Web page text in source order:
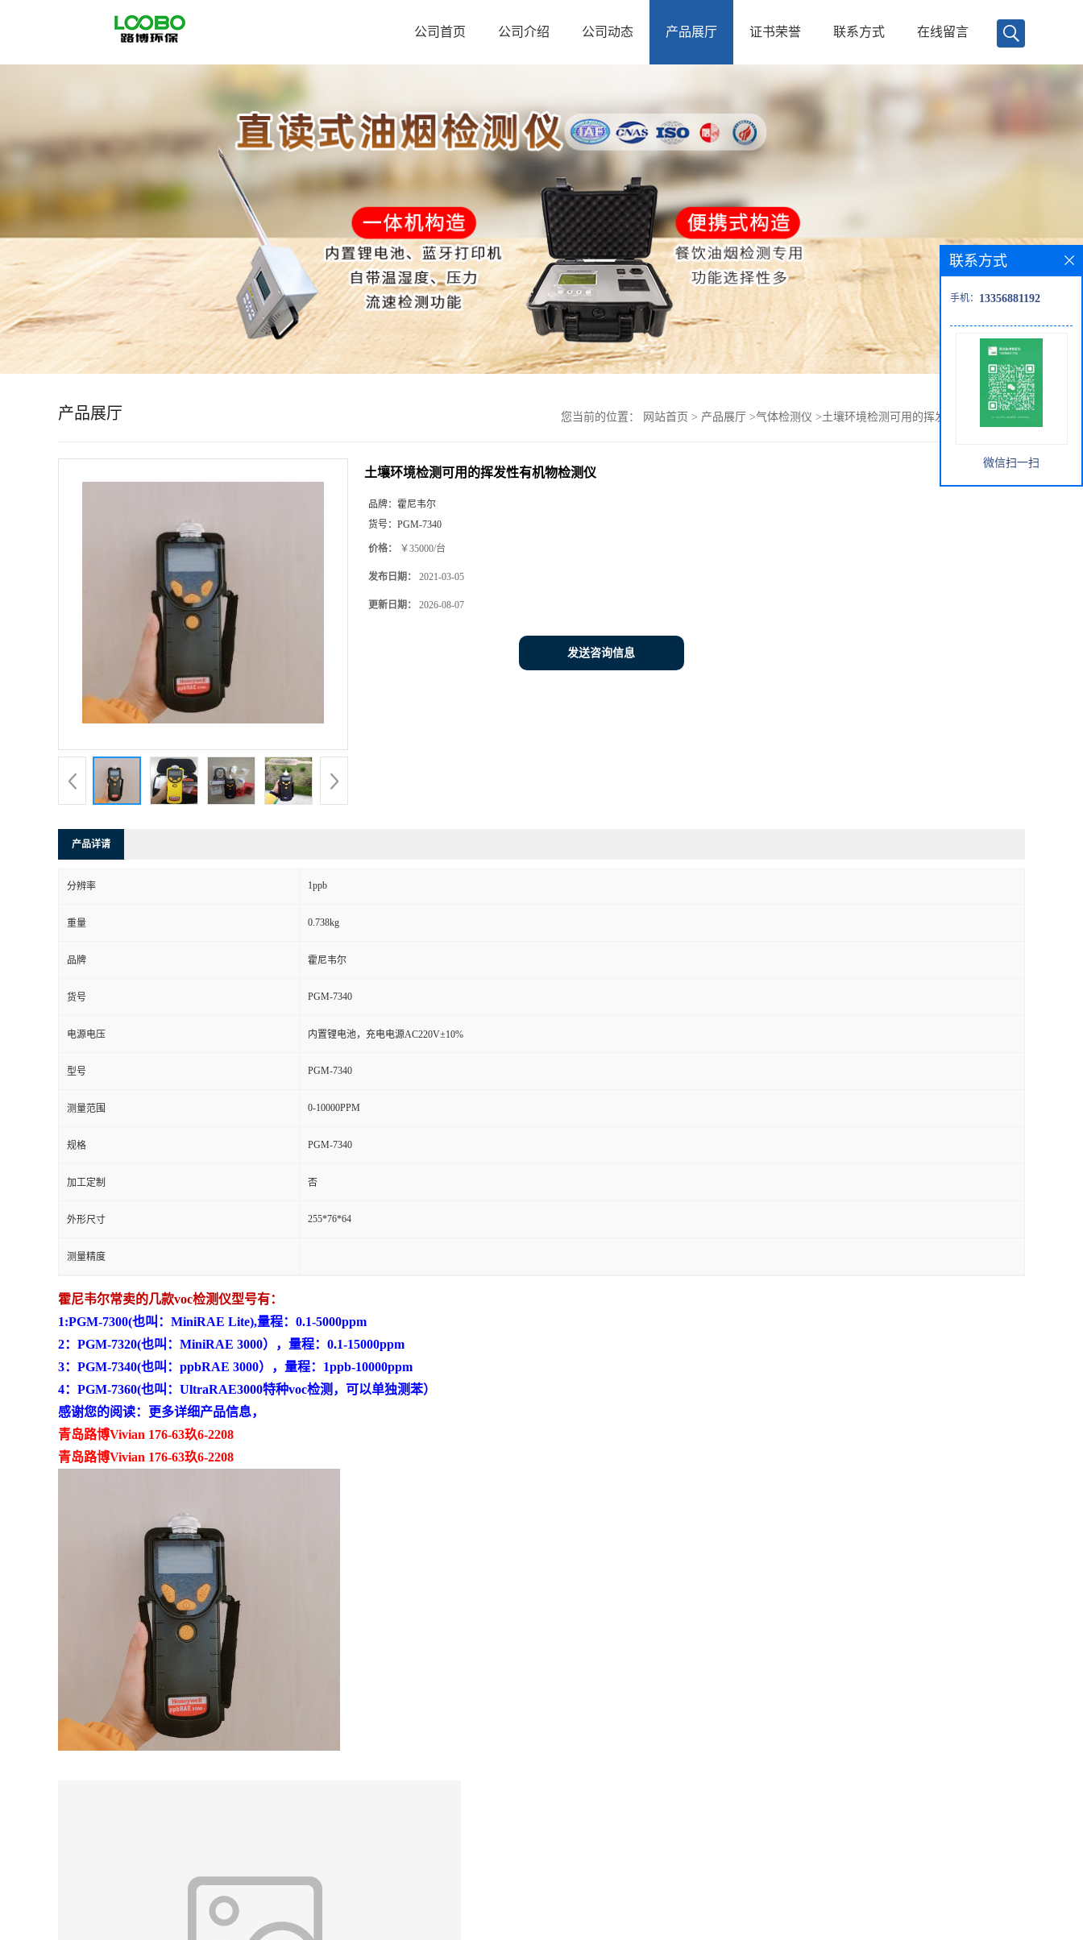
首
介
公司首页 公司介绍 公司动态 产品展厅 证书荣誉 联系方式 在线留言
产品展厅 您当前的位置： 网站首页 > 产品展厅 >气体检测仪 >土壤环境检测可用的挥发性有机物检测仪
土壤环境检测可用的挥发性有机物检测仪
品牌： 霍尼韦尔
货号： PGM-7340
价格： ￥35000/台
发布日期： 2021-03-05
更新日期： 2026-08-07
发送咨询信息
产品详请
分辨率 1ppb
重量 0.738kg
品牌 霍尼韦尔
货号 PGM-7340
电源电压 内置锂电池，充电电源AC220V±10%
型号 PGM-7340
测量范围 0-10000PPM
规格 PGM-7340
加工定制 否
外形尺寸 255*76*64
测量精度
霍尼韦尔常卖的几款voc检测仪型号有：
1:PGM-7300(也叫：MiniRAE Lite),量程：0.1-5000ppm
2：PGM-7320(也叫：MiniRAE 3000），量程：0.1-15000ppm
3：PGM-7340(也叫：ppbRAE 3000），量程：1ppb-10000ppm
4：PGM-7360(也叫：UltraRAE3000特种voc检测，可以单独测苯）
感谢您的阅读：更多详细产品信息，
青岛路博Vivian 176-63玖6-2208
青岛路博Vivian 176-63玖6-2208
联系方式
手机： 13356881192
微信扫一扫